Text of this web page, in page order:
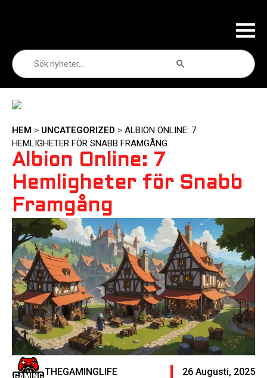
efter:
HEM > UNCATEGORIZED > ALBION ONLINE: 7
HEMLIGHETER FÖR SNABB FRAMGÅNG
Albion Online: 7
Hemligheter för Snabb
Framgång
THEGAMINGLIFE 26 Augusti, 2025